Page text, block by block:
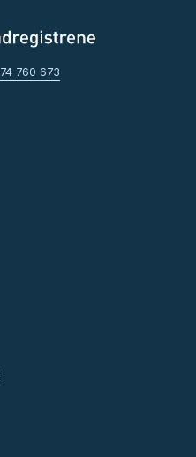
760 673